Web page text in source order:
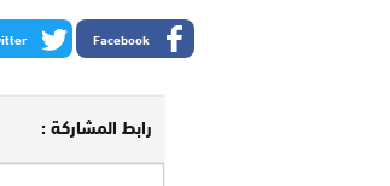
Facebook
رابط المشاركة :